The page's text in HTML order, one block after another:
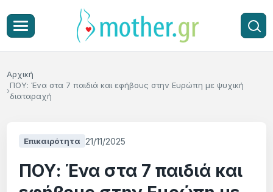
Αρχική
ΠΟΥ: Ένα στα 7 παιδιά και εφήβους στην Ευρώπη με ψυχική
διαταραχή
Επικαιρότητα 21/11/2025
ΠΟΥ: Ένα στα 7 παιδιά και